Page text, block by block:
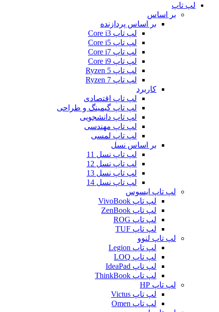
لپ تاپ
بر اساس
بر اساس پردازنده
لپ تاپ Core i3
لپ تاپ Core i5
لپ تاپ Core i7
لپ تاپ Core i9
لپ تاپ Ryzen 5
لپ تاپ Ryzen 7
کاربرد
لپ تاپ اقتصادی
لپ تاپ گیمینگ و طراحی
لپ تاپ دانشجویی
لپ تاپ مهندسی
لپ تاپ لمسی
بر اساس نسل
لپ تاپ نسل 11
لپ تاپ نسل 12
لپ تاپ نسل 13
لپ تاپ نسل 14
لپ تاپ ایسوس
لپ تاپ VivoBook
لپ تاپ ZenBook
لپ تاپ ROG
لپ تاپ TUF
لپ تاپ لنوو
لپ تاپ Legion
لپ تاپ LOQ
لپ تاپ IdeaPad
لپ تاپ ThinkBook
لپ تاپ HP
لپ تاپ Victus
لپ تاپ Omen